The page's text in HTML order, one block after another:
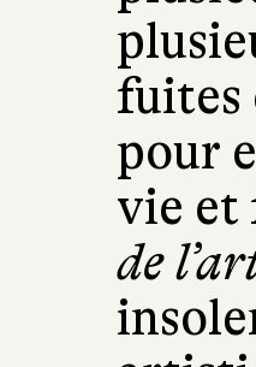
fuites
pour
vie et
de